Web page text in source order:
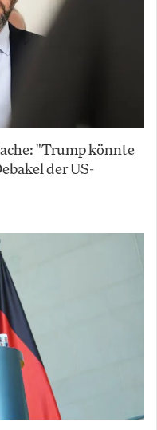
"Trump könnte
der US-